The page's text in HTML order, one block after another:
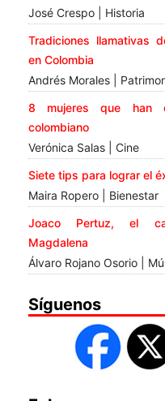
José Crespo | Historia
Tradiciones llamativas
en Colombia
Andrés Morales |
8 mujeres que han
colombiano
Verónica Salas | Cine
Siete tips para lograr el
Maira Ropero | Bienestar
Joaco Pertuz, el
Magdalena
Álvaro Rojano Osorio |
Síguenos